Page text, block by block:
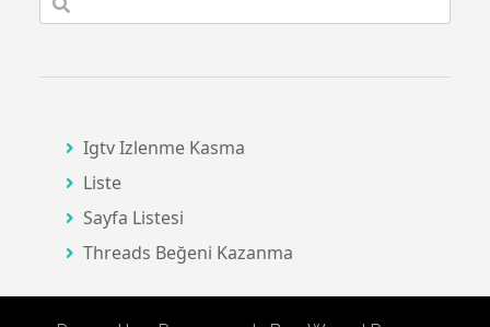
Igtv Izlenme Kasma
Liste
Sayfa Listesi
Threads Beğeni Kazanma